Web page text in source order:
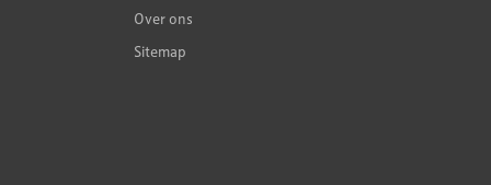
Over ons
Sitemap